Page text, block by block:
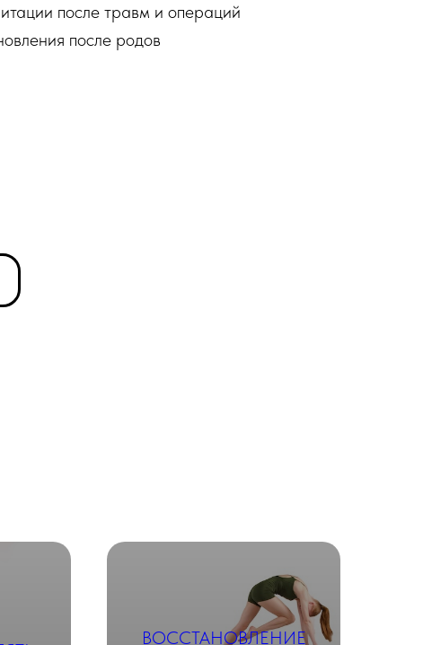
после травм и операций
после родов
ВОССТАНОВЛЕНИЕ